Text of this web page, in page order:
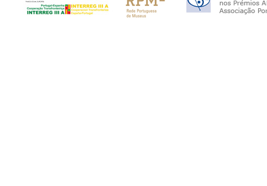
Museu de Lanifícios – Real Fábrica Veiga
Horário